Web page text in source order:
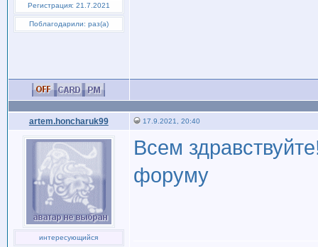
Регистрация: 21.7.2021
Поблагодарили: раз(а)
artem.honcharuk99 17.9.2021, 20:40
интересующийся
Всем
форуму